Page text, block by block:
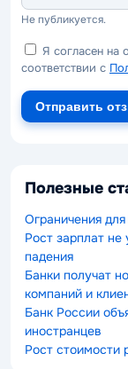
Не публикуется.
Я согласен на
соответствии с
Отправить
Полезные
Ограничения
Рост зарплат
падения
Банки получат
компаний и
Банк России
иностранцев
Рост стоимости